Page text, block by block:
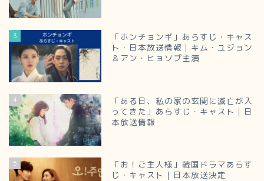
3
「ホンチョンギ」あらすじ・キャス
ト・日本放送情報｜キム・ユジョン
＆アン・ヒョソプ主演
4
「ある日、私の家の玄関に滅亡が入
ってきた」あらすじ・キャスト｜日
本放送情報
5
「お！ご主人様」韓国ドラマあらす
じ・キャスト｜日本放送決定